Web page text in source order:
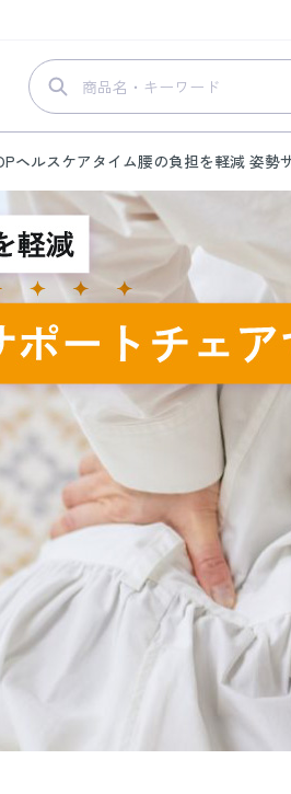
ヘルスケアタイム腰の負担を軽減 姿勢